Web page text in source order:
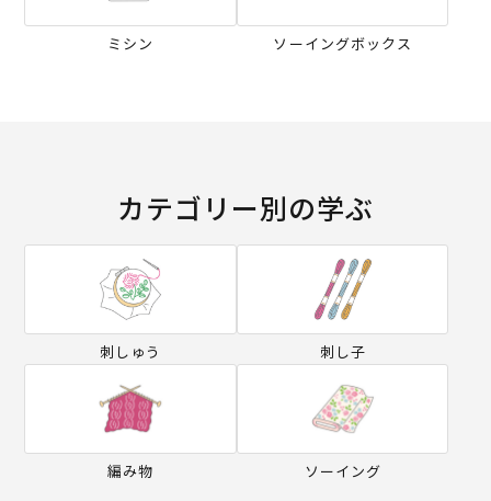
ミシン ソーイングボックス
カテゴリー別の学ぶ
刺しゅう 刺し子
編み物 ソーイング